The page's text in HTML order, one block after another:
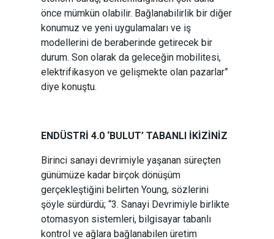
önce mümkün olabilir. Bağlanabilirlik bir diğer
konumuz ve yeni uygulamaları ve iş
modellerini de beraberinde getirecek bir
durum. Son olarak da geleceğin mobilitesi,
elektrifikasyon ve gelişmekte olan pazarlar”
diye konuştu.
ENDÜSTRİ 4.0 ‘BULUT’ TABANLI İKİZİNİZ
Birinci sanayi devrimiyle yaşanan süreçten
günümüze kadar birçok dönüşüm
gerçekleştiğini belirten Young, sözlerini
şöyle sürdürdü; “3. Sanayi Devrimiyle birlikte
otomasyon sistemleri, bilgisayar tabanlı
kontrol ve ağlara bağlanabilen üretim